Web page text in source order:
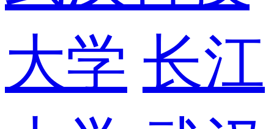
大学 长江